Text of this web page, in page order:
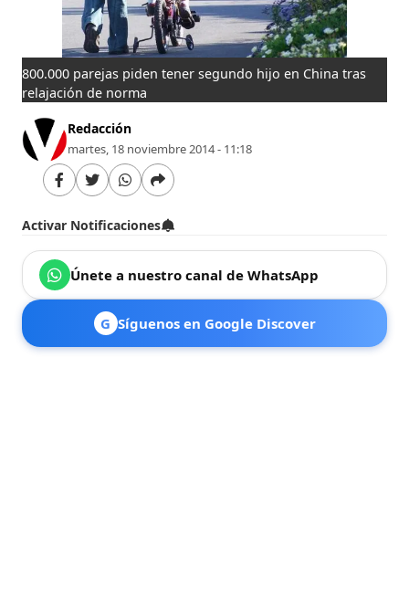
800.000 parejas piden tener segundo hijo en China tras
relajación de norma
Redacción
martes, 18 noviembre 2014 - 11:18
Activar Notificaciones
Únete a nuestro canal de WhatsApp
G Síguenos en Google Discover